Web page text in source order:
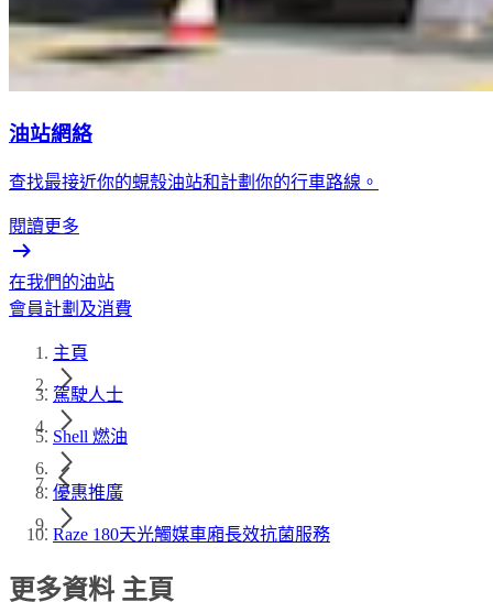
油站網絡
查找最接近你的蜆殼油站和計劃你的行車路線。
閱讀更多
在我們的油站
會員計劃及消費
主頁
駕駛人士
Shell 燃油
優惠推廣
Raze 180天光觸媒車廂長效抗菌服務
更多資料 主頁